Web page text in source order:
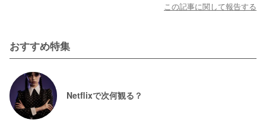
この記事に関して報告する
おすすめ特集
Netflixで次何観る？